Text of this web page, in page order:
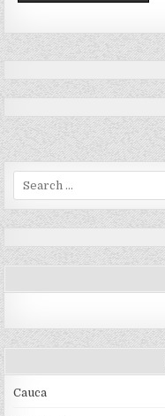
Search
for:
Cauca